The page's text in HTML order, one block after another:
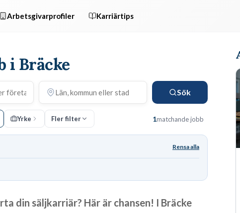
Arbetsgivarprofiler Karriärtips
i Bräcke
Sök
Yrke Fler filter 1matchande jobb
Rensa alla
din säljkarriär? Här är chansen! I Bräcke